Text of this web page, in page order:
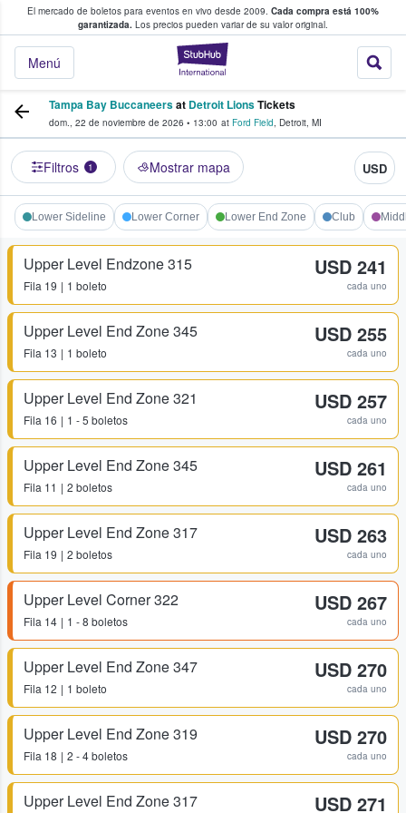
El mercado de boletos para eventos en vivo desde 2009. Cada compra está 100%
garantizada. Los precios pueden variar de su valor original.
StubHub: donde
Menú
fans compran y venden boletos
Tampa Bay Buccaneersat Detroit LionsTickets
dom., 22 de noviembre de 2026 • 13:00 at Ford Field, Detroit, MI
Filtros 1 Mostrar mapa USD
Lower Sideline Lower Corner Lower End Zone Club
Upper Level Endzone 315
Fila 19 1 boleto
USD 241
cada uno
Upper Level End Zone 345
Fila 13 1 boleto
USD 255
cada uno
Upper Level End Zone 321
Fila 16 1 - 5 boletos
USD 257
cada uno
Upper Level End Zone 345
Fila 11 2 boletos
USD 261
cada uno
Upper Level End Zone 317
Fila 19 2 boletos
USD 263
cada uno
Upper Level Corner 322
Fila 14 1 - 8 boletos
USD 267
cada uno
Upper Level End Zone 347
Fila 12 1 boleto
USD 270
cada uno
Upper Level End Zone 319
Fila 18 2 - 4 boletos
USD 270
cada uno
Upper Level End Zone 317 USD 271